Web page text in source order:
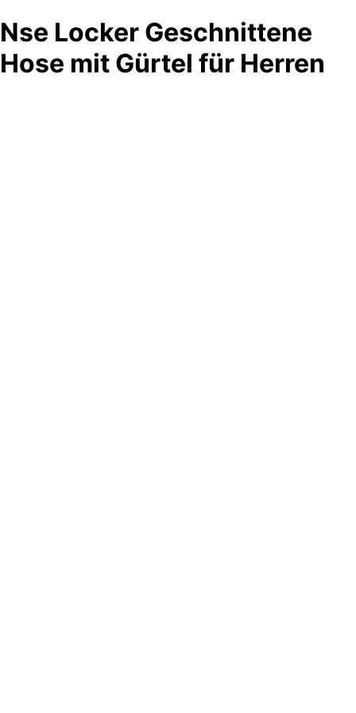
Nse Locker Geschnittene
Hose mit Gürtel für Herren